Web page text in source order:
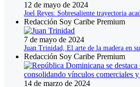
12 de mayo de 2024
Joel Reyes: Sobresaliente trayectoria
Redacción Soy Caribe Premium
7 de mayo de 2024
Juan Trinidad, El arte de la madera en
Redacción Soy Caribe Premium
14 de marzo de 2024